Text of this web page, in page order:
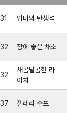
31 암마의 탄생석
32 장에 좋은 채소
32
새콤달콤한 라
이치
37 젤레리 수프